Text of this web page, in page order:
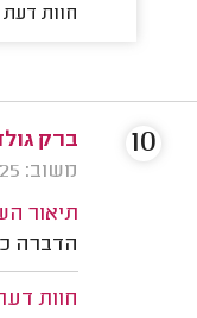
חוות דעת
ברק
משוב: 27/05/2025
תיאור
הדברה
חוות
10